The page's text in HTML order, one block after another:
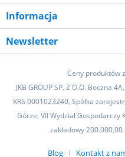
Informacja
Newsletter
Ceny produktów
JKB GROUP SP. Z O.O. Boczna
KRS 0001023240, Spółka
Górze, VII Wydział
zakładowy 200.000,00
Blog Kontakt z